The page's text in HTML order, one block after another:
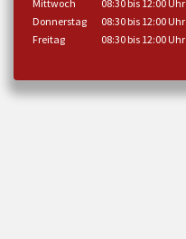
Mittwoch
08:30 bis 12:00 Uhr
Donnerstag
08:30 bis 12:00 Uhr
Freitag
08:30 bis 12:00 Uhr